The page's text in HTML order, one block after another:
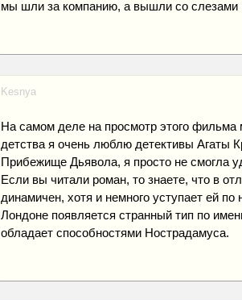
мы шли за компанию, а вышли со слезами
Kesnya
На самом деле на просмотр этого
детства я очень люблю детективы Агаты
Прибежище Дьявола, я просто не смогла
Если вы читали роман, то знаете, что в
динамичен, хотя и немного уступает ей
Лондоне появляется странный тип по
обладает способностями Нострадамуса.